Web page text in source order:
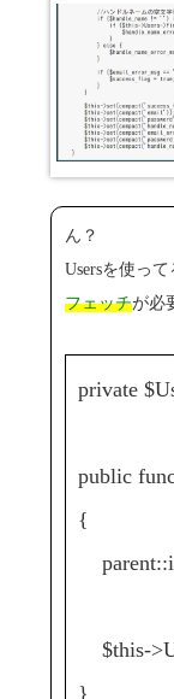
ん？
Usersを使っ
フェッチが必
private
public
{
$this-
}